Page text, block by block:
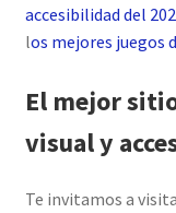
accesibilidad del
los mejores juegos
El mejor
visual y
Te invitamos a